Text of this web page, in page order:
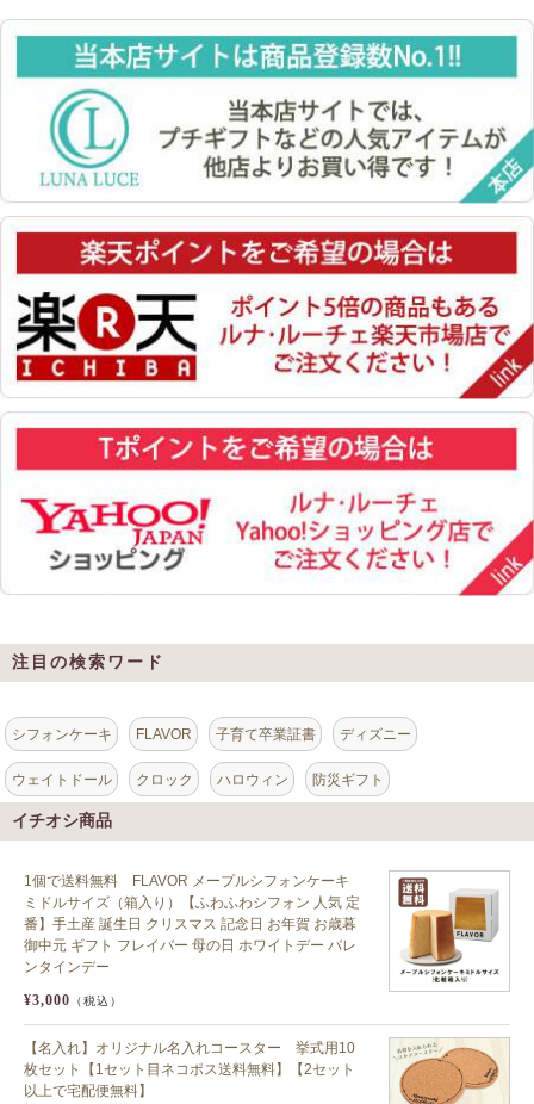
注目の検索ワード
シフォンケーキ FLAVOR 子育て卒業証書 ディズニー
ウェイトドール クロック ハロウィン 防災ギフト
イチオシ商品
1個で送料無料 FLAVOR メープルシフォンケーキ
ミドルサイズ（箱入り）【ふわふわシフォン 人気 定
番】手土産 誕生日 クリスマス 記念日 お年賀 お歳暮
御中元 ギフト フレイバー 母の日 ホワイトデー バレ
ンタインデー
¥3,000 （税込）
【名入れ】オリジナル名入れコースター 挙式用10
枚セット【1セット目ネコポス送料無料】【2セット
以上で宅配便無料】